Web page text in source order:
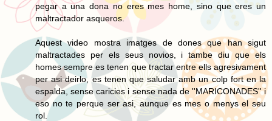
pegar a una dona no eres mes home, sino que eres un
maltractador asqueros.
Aquest video mostra imatges de dones que han sigut
maltractades per els seus novios, i tambe diu que els
homes sempre es tenen que tractar entre ells agresivament
per asi deirlo, es tenen que saludar amb un colp fort en la
espalda, sense caricies i sense nada de ''MARICONADES'' i
eso no te perque ser asi, aunque es mes o menys el seu
rol.